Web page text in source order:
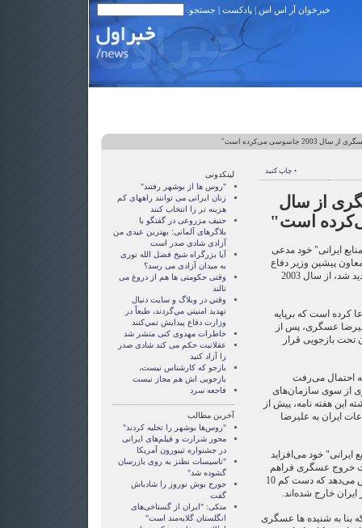
خبرخوان آر اس اس| پادکست | جستجو:
جاسوسی می‌کرده است"
• چاپ کنید
از سال
ایرانی" خود مدعی
پیشین وزیر دفاع
ایران، که چندی پیش در ترکیه ناپدید شد، از سال 2003
کرده است که برپایه
عسگری، پس از
تحت بازجویی قرار
احتمال می‌رفت
از سوی سازمان‌های
هفته نامه، پیش از
ایران به علیرضا
ایرانی" خود می‌افزاید
خروج عسگری فراهم
شود. ساندی‌تایمز در ادامه گزارش می‌دهد که دست کم 10
خارج شده‌اند.
بنا به شنیده ها عسگری
لینکدونی
"روس ها از بوشهر رفتند"
زنان ايرانی می توانند راههای کم
هزينه تر را انتخاب کنند
حنیف مزروعی در گفتگو با
بلاگرهای آلمانی: بهترین عیدی من
آزادی شادی صدر است
آيا بزرگراه شيخ فضل الله نوری
به ميدان آزادی می رسد؟
وقتی حکومتی ها هم از دروغ می
نالند
وقتي در وبلاگ و سايت دنبال
تهديد امنيتي مي‌گردند، طبعاً در
وزارت دفاع پيدايش نمي‌كنند
خاطرات مهدوی كنی متشر شد
عقلانيت حکم می کند شادی صدر
را آزاد کنيد
بازجو که کارشناس نیست،
بازجویی اش هم مجاز نیست
فاجعه سرد
آخرین مطالب
"روس‌ها بوشهر را تخلیه کردند"
محور شرارت و فیلم‌های ایرانی
در جشنواره تیبورون آمریکا
"تاسیسات نطنز به روی بازرسان
گشوده شد"
جورج بوش نوروز را شادباش
گفت
متکی: "ایران از گستاخی‌های
انگلستان گلایه‌مند است"